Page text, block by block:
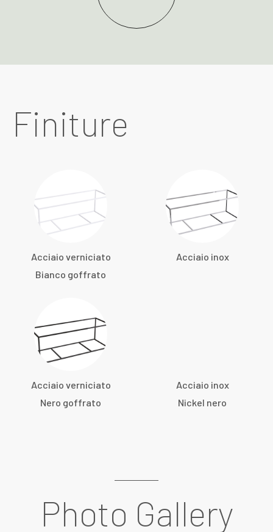
Finiture
Acciaio verniciato
Bianco goffrato
Acciaio inox
Acciaio verniciato
Nero goffrato
Acciaio inox
Nickel nero
Photo Gallery